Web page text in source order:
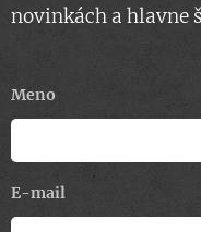
novinkách a hlavne
Meno
E-mail